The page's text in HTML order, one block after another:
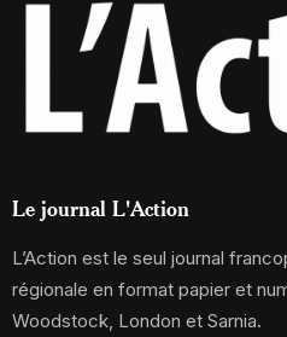
Le journal L'Action
L’Action est le seul journal
régionale en format papier et
Woodstock, London et Sarnia.